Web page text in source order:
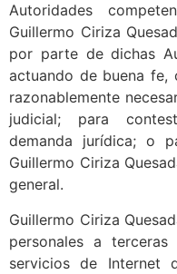
Autoridades
Guillermo Ciriza
por parte de dichas
actuando de buena fe,
razonablemente
judicial; para
demanda jurídica; o
Guillermo Ciriza
general.
Guillermo Ciriza
personales a
servicios de Internet